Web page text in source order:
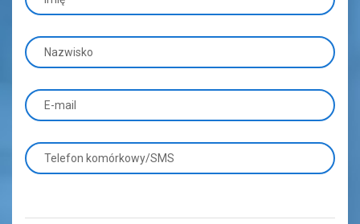
Nazwisko
E-mail
Telefon komórkowy/SMS